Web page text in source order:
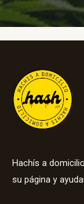
Hachís a
su página y